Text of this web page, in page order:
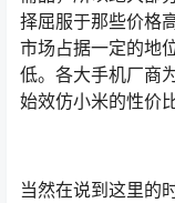
择屈服于那些价格
市场占据一定的地
低。各大手机厂商
始效仿小米的性价
当然在说到这里的